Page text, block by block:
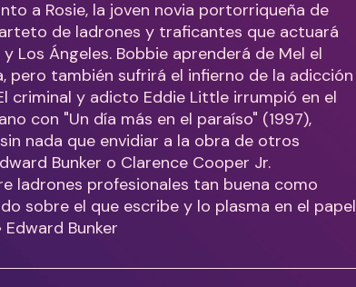
a Rosie, la joven novia portorriqueña de
de ladrones y traficantes que actuará
Los Ángeles. Bobbie aprenderá de Mel el
pero también sufrirá el infierno de la adicción
criminal y adicto Eddie Little irrumpió en el
con "Un día más en el paraíso" (1997),
nada que envidiar a la obra de otros
Bunker o Clarence Cooper Jr.
ladrones profesionales tan buena como
sobre el que escribe y lo plasma en el papel
Bunker